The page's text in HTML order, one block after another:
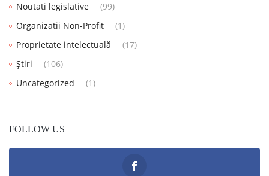
Noutati legislative
(99)
Organizatii Non-Profit
(1)
Proprietate intelectuală
(17)
Știri
(106)
Uncategorized
(1)
FOLLOW US